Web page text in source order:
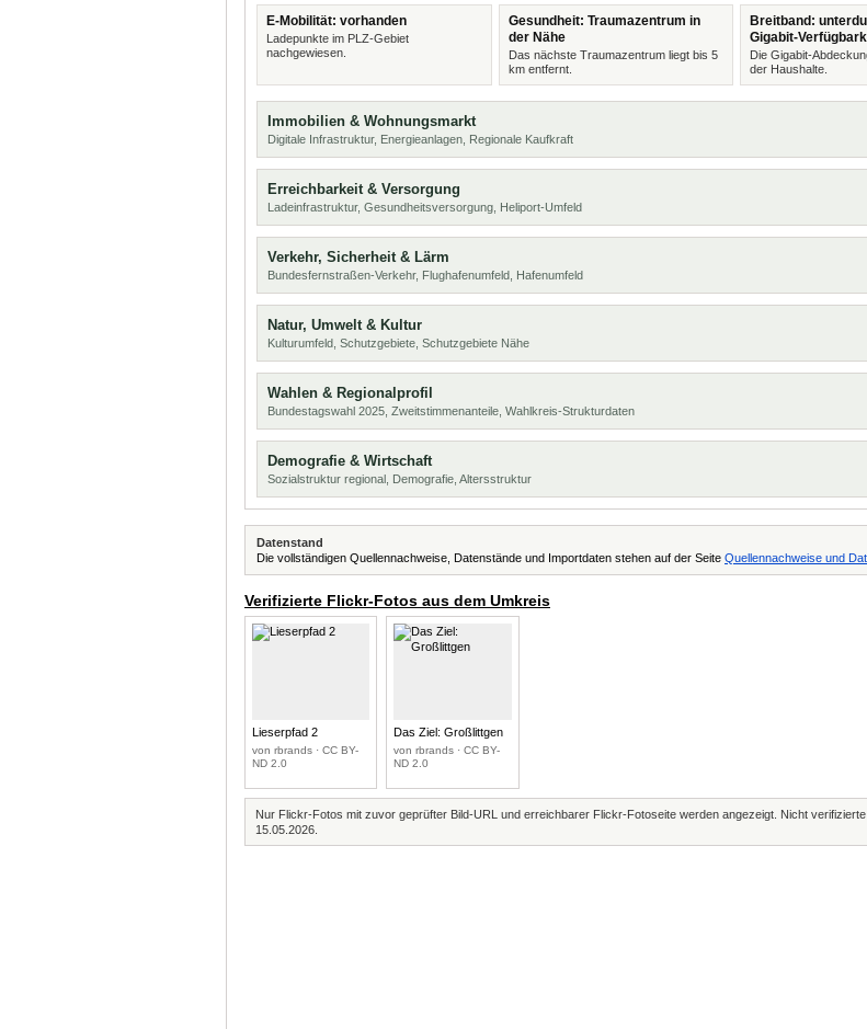
E-Mobilität: vorhanden
Ladepunkte im PLZ-Gebiet
nachgewiesen.
Gesundheit: Traumazentrum in
der Nähe
Das nächste Traumazentrum liegt bis 5
km entfernt.
Breitband:
Gigabit-
Die Gigabit-
der Haushalte.
Immobilien & Wohnungsmarkt
Digitale Infrastruktur, Energieanlagen, Regionale Kaufkraft
Erreichbarkeit & Versorgung
Ladeinfrastruktur, Gesundheitsversorgung, Heliport-Umfeld
Verkehr, Sicherheit & Lärm
Bundesfernstraßen-Verkehr, Flughafenumfeld, Hafenumfeld
Natur, Umwelt & Kultur
Kulturumfeld, Schutzgebiete, Schutzgebiete Nähe
Wahlen & Regionalprofil
Bundestagswahl 2025, Zweitstimmenanteile, Wahlkreis-Strukturdaten
Demografie & Wirtschaft
Sozialstruktur regional, Demografie, Altersstruktur
Datenstand
Die vollständigen Quellennachweise, Datenstände und Importdaten stehen auf der Seite Quellennachweise und
Verifizierte Flickr-Fotos aus dem Umkreis
Lieserpfad 2
von rbrands · CC BY-
ND 2.0
Das Ziel: Großlittgen
von rbrands · CC BY-
ND 2.0
Nur Flickr-Fotos mit zuvor geprüfter Bild-URL und erreichbarer Flickr-Fotoseite werden angezeigt. Nicht
15.05.2026.